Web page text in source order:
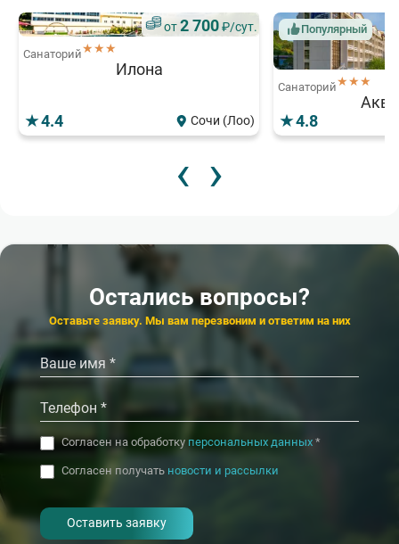
от2 700₽/сут.
Санаторий★★★
Илона
4.4 Сочи (Лоо)
Популярный
Санаторий★★★
4.8
‹ ›
Виктория
Ессентуки
Магадан
4.3
Чайка
Евпатория
4.8
Остались вопросы?
Оставьте заявку. Мы вам перезвоним и ответим на них
Согласен на обработку персональных данных*
Согласен получать новости и рассылки